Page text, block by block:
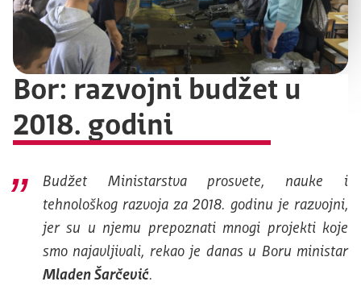
Bor: razvojni budžet u
2018. godini
Budžet Ministarstva prosvete, nauke i
tehnološkog razvoja za 2018. godinu je razvojni,
jer su u njemu prepoznati mnogi projekti koje
smo najavljivali, rekao je danas u Boru ministar
Mladen Šarčević.